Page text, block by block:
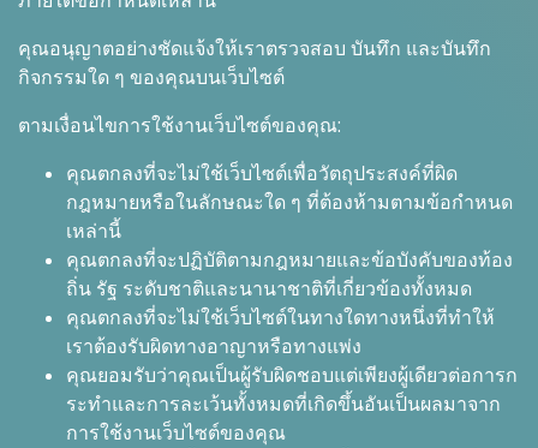
คุณอนุญาตอย่างชัดแจ้งให้เราตรวจสอบ บันทึก และบันทึก
กิจกรรมใด ๆ ของคุณบนเว็บไซต์
ตามเงื่อนไขการใช้งานเว็บไซต์ของคุณ:
คุณตกลงที่จะไม่ใช้เว็บไซต์เพื่อวัตถุประสงค์ที่ผิด
กฎหมายหรือในลักษณะใด ๆ ที่ต้องห้ามตามข้อกำหนด
เหล่านี้
คุณตกลงที่จะปฏิบัติตามกฎหมายและข้อบังคับของท้อง
ถิ่น รัฐ ระดับชาติและนานาชาติที่เกี่ยวข้องทั้งหมด
คุณตกลงที่จะไม่ใช้เว็บไซต์ในทางใดทางหนึ่งที่ทำให้
เราต้องรับผิดทางอาญาหรือทางแพ่ง
คุณยอมรับว่าคุณเป็นผู้รับผิดชอบแต่เพียงผู้เดียวต่อการก
ระทำและการละเว้นทั้งหมดที่เกิดขึ้นอันเป็นผลมาจาก
การใช้งานเว็บไซต์ของคุณ